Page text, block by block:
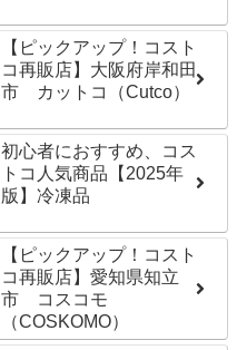
【ピックアップ！コスト
コ再販店】大阪府岸和田
市 カットコ（Cutco）
初心者におすすめ、コス
トコ人気商品【2025年
版】冷凍品
【ピックアップ！コスト
コ再販店】愛知県知立
市 コスコモ
（COSKOMO）